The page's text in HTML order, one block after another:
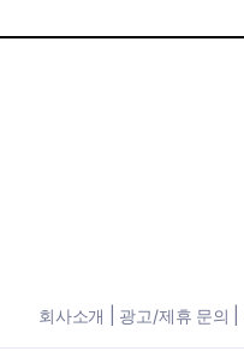
회사소개 광고/제휴 문의